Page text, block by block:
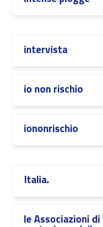
intervista
io non rischio
iononrischio
Italia.
le Associazioni